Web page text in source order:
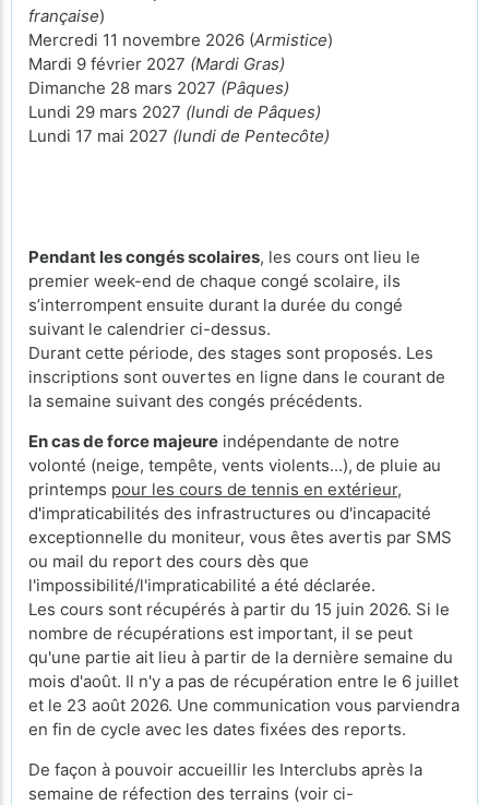
française)
Mercredi 11 novembre 2026 (Armistice)
Mardi 9 février 2027 (Mardi Gras)
Dimanche 28 mars 2027 (Pâques)
Lundi 29 mars 2027 (lundi de Pâques)
Lundi 17 mai 2027 (lundi de Pentecôte)
Pendant les congés scolaires, les cours ont lieu le
premier week-end de chaque congé scolaire, ils
s’interrompent ensuite durant la durée du congé
suivant le calendrier ci-dessus.
Durant cette période, des stages sont proposés. Les
inscriptions sont ouvertes en ligne dans le courant de
la semaine suivant des congés précédents.
En cas de force majeure indépendante de notre
volonté (neige, tempête, vents violents...), de pluie au
printemps pour les cours de tennis en extérieur,
d'impraticabilités des infrastructures ou d'incapacité
exceptionnelle du moniteur, vous êtes avertis par SMS
ou mail du report des cours dès que
l'impossibilité/l'impraticabilité a été déclarée.
Les cours sont récupérés à partir du 15 juin 2026. Si le
nombre de récupérations est important, il se peut
qu'une partie ait lieu à partir de la dernière semaine du
mois d'août. Il n'y a pas de récupération entre le 6 juillet
et le 23 août 2026. Une communication vous parviendra
en fin de cycle avec les dates fixées des reports.
De façon à pouvoir accueillir les Interclubs après la
semaine de réfection des terrains (voir ci-